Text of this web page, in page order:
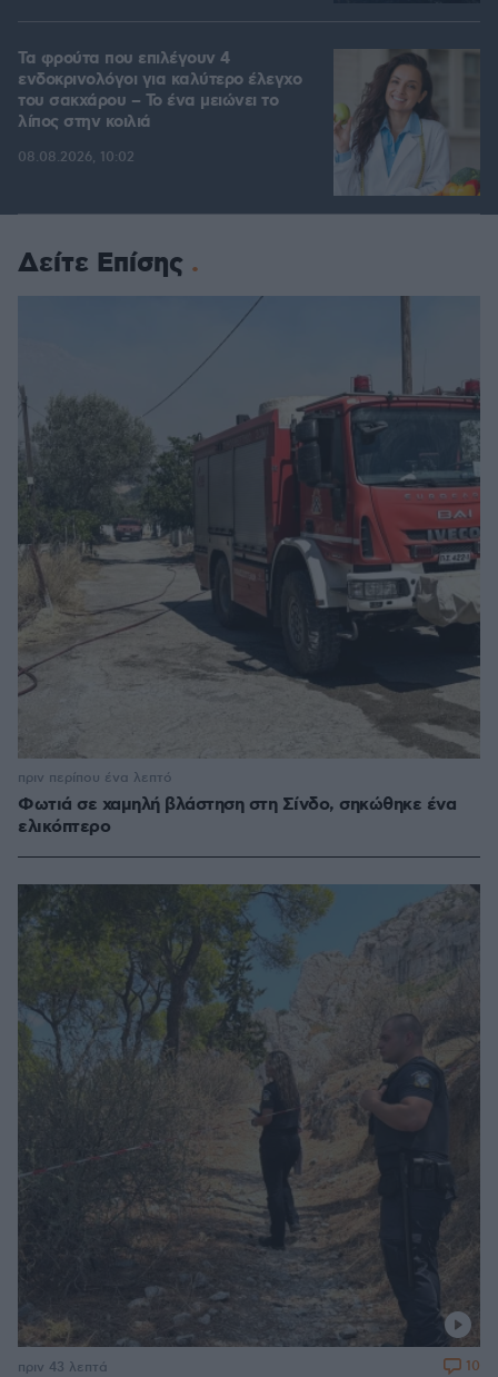
Τα φρούτα που επιλέγουν 4
ενδοκρινολόγοι για καλύτερο έλεγχο
του σακχάρου – Το ένα μειώνει το
λίπος στην κοιλιά
08.08.2026, 10:02
Δείτε Επίσης
Φωτιά σε χαμηλή βλάστηση στη Σίνδο, σηκώθηκε ένα
ελικόπτερο
πριν περίπου ένα λεπτό
πριν 43 λεπτά 10